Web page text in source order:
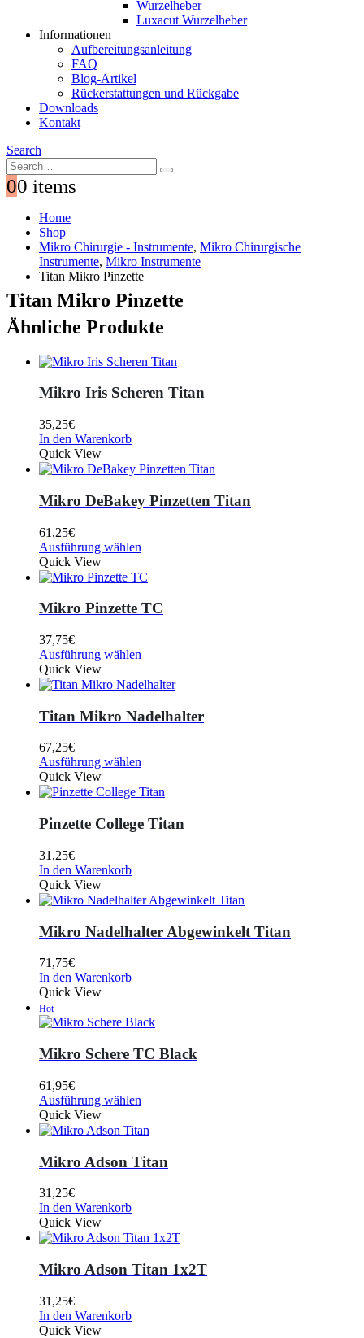
Wurzelheber
Luxacut Wurzelheber
Informationen
Aufbereitungsanleitung
FAQ
Blog-Artikel
Rückerstattungen und Rückgabe
Downloads
Kontakt
Search
00 items
Home
Shop
Mikro Chirurgie - Instrumente, Mikro Chirurgische
Instrumente, Mikro Instrumente
Titan Mikro Pinzette
Titan Mikro Pinzette
Ähnliche Produkte
Mikro Iris Scheren Titan
35,25€
In den Warenkorb
Quick View
Mikro DeBakey Pinzetten Titan
61,25€
Ausführung wählen
Quick View
Mikro Pinzette TC
37,75€
Ausführung wählen
Quick View
Titan Mikro Nadelhalter
67,25€
Ausführung wählen
Quick View
Pinzette College Titan
31,25€
In den Warenkorb
Quick View
Mikro Nadelhalter Abgewinkelt Titan
71,75€
In den Warenkorb
Quick View
Hot
Mikro Schere TC Black
61,95€
Ausführung wählen
Quick View
Mikro Adson Titan
31,25€
In den Warenkorb
Quick View
Mikro Adson Titan 1x2T
31,25€
In den Warenkorb
Quick View